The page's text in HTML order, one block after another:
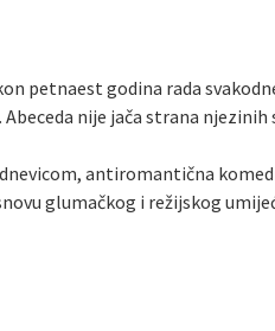
petnaest godina rada
nije jača strana njezinih
antiromantična
glumačkog i režijskog